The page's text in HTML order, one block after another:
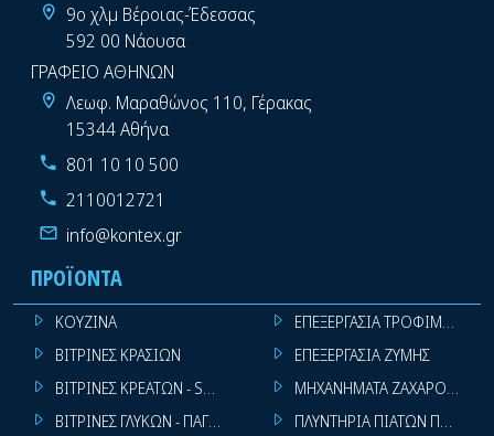
9ο χλμ Βέροιας-Έδεσσας
592 00 Νάουσα
ΓΡΑΦΕΙΟ ΑΘΗΝΩΝ
Λεωφ. Μαραθώνος 110, Γέρακας
15344 Αθήνα
801 10 10 500
2110012721
info@kontex.gr
ΠΡΟΪΌΝΤΑ
ΚΟΥΖΙΝΑ
ΒΙΤΡΙΝΕΣ ΚΡΑΣΙΩΝ
ΒΙΤΡΙΝΕΣ ΚΡΕΑΤΩΝ - SUPER MARKET
ΒΙΤΡΙΝΕΣ ΓΛΥΚΩΝ - ΠΑΓΩΤΩΝ
ΕΠΕΞΕΡΓΑΣΙΑ ΤΡΟΦΙΜΩΝ
ΕΠΕΞΕΡΓΑΣΙΑ ΖΥΜΗΣ
ΜΗΧΑΝΗΜΑΤΑ
ΠΛΥΝΤΗΡΙΑ ΠΙΑΤΩΝ